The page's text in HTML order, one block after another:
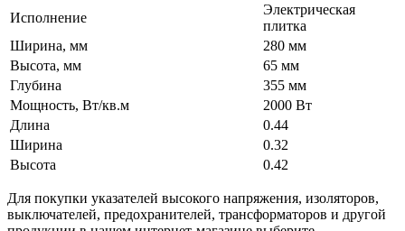
Исполнение
Электрическая
плитка
Ширина, мм
280 мм
Высота, мм
65 мм
Глубина
355 мм
Мощность, Вт/кв.м
2000 Вт
Длина
0.44
Ширина
0.32
Высота
0.42
Для покупки указателей высокого напряжения, изоляторов,
выключателей, предохранителей, трансформаторов и другой